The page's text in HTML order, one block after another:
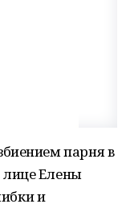
парня в
лице Елены
и